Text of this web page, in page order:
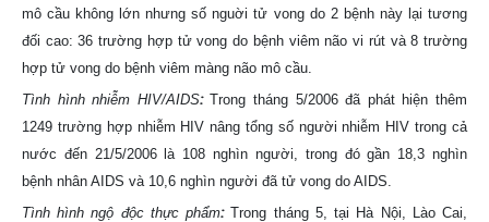
mô cầu không lớn nhưng số nguời tử vong do 2 bệnh này lại tương
đối cao: 36 trường hợp tử vong do bệnh viêm não vi rút và 8 trường
hợp tử vong do bệnh viêm màng não mô cầu.
Tình hình nhiễm HIV/AIDS:Trong tháng 5/2006 đã phát hiện thêm
1249 trường hợp nhiễm HIV nâng tổng số người nhiễm HIV trong cả
nước đến 21/5/2006 là 108 nghìn người, trong đó gần 18,3 nghìn
bệnh nhân AIDS và 10,6 nghìn người đã tử vong do AIDS.
Tình hình ngộ độc thực phẩm:Trong tháng 5, tại Hà Nội, Lào Cai,